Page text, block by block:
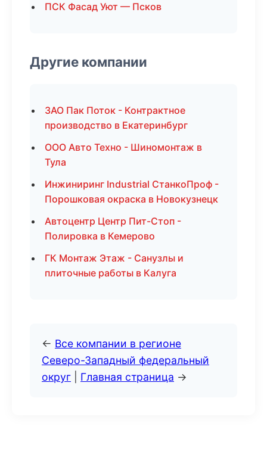
ПСК Фасад Уют — Псков
Другие компании
ЗАО Пак Поток - Контрактное
производство в Екатеринбург
ООО Авто Техно - Шиномонтаж в
Тула
Инжиниринг Industrial СтанкоПроф -
Порошковая окраска в Новокузнецк
Автоцентр Центр Пит-Стоп -
Полировка в Кемерово
ГК Монтаж Этаж - Санузлы и
плиточные работы в Калуга
← Все компании в регионе
Северо-Западный федеральный
округ
Главная страница →